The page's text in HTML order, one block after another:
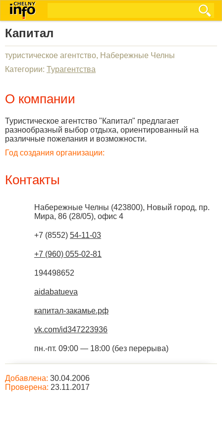
Капитал
туристическое агентство, Набережные Челны
Категории: Турагентства
О компании
Туристическое агентство "Капитал" предлагает
разнообразный выбор отдыха, ориентированный на
различные пожелания и возможности.
Год создания организации:
Контакты
Набережные Челны (423800), Новый город, пр.
Мира, 86 (28/05), офис 4
+7 (8552) 54-11-03
+7 (960) 055-02-81
194498652
aidabatueva
капитал-закамье.рф
vk.com/id347223936
пн.-пт. 09:00 — 18:00 (без перерыва)
Добавлена: 30.04.2006
Проверена: 23.11.2017